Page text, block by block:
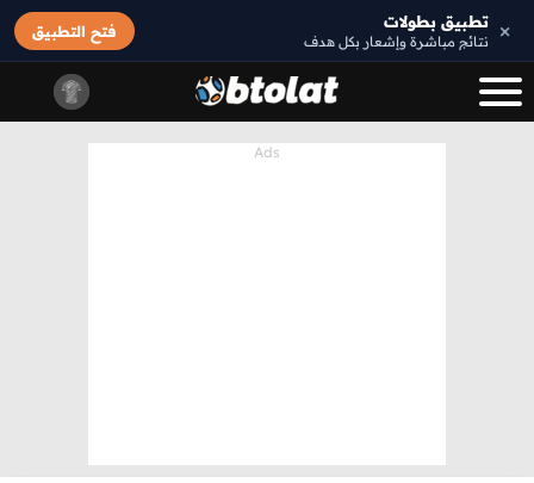
× تطبيق بطولات
نتائج مباشرة وإشعار بكل هدف
فتح التطبيق